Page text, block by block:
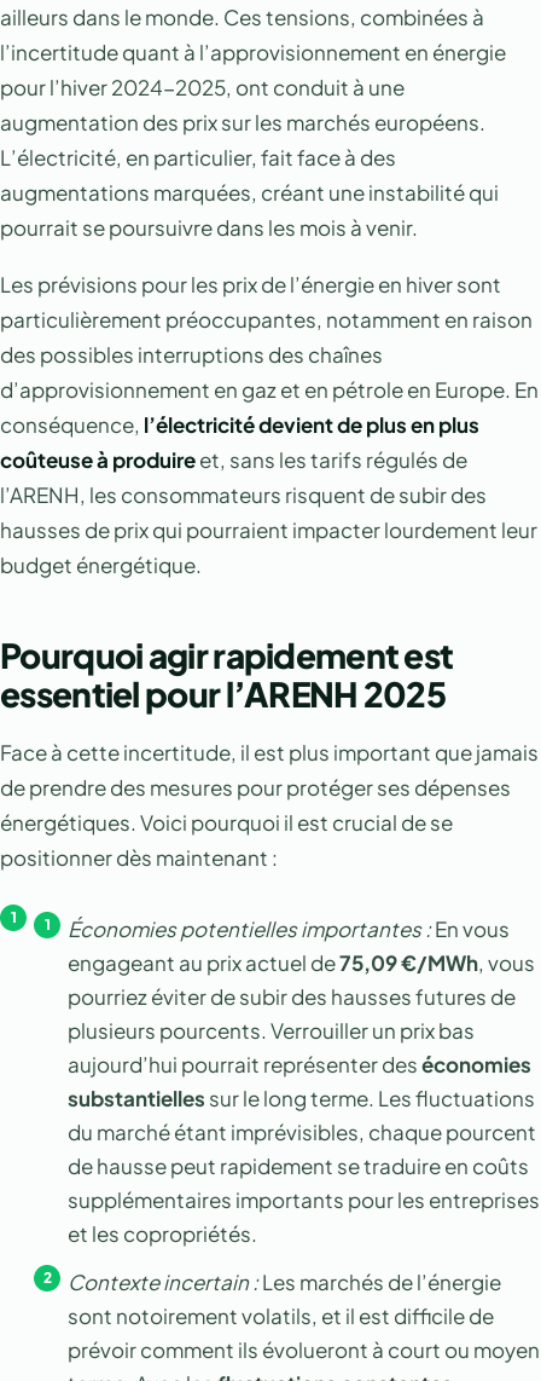
ailleurs dans le monde. Ces tensions, combinées à
l’incertitude quant à l’approvisionnement en énergie
pour l’hiver 2024-2025, ont conduit à une
augmentation des prix sur les marchés européens.
L’électricité, en particulier, fait face à des
augmentations marquées, créant une instabilité qui
pourrait se poursuivre dans les mois à venir.
Les prévisions pour les prix de l’énergie en hiver sont
particulièrement préoccupantes, notamment en raison
des possibles interruptions des chaînes
d’approvisionnement en gaz et en pétrole en Europe. En
conséquence, l’électricité devient de plus en plus
coûteuse à produireet, sans les tarifs régulés de
l’ARENH, les consommateurs risquent de subir des
hausses de prix qui pourraient impacter lourdement leur
budget énergétique.
Pourquoi agir rapidement est
essentiel pour l’ARENH 2025
Face à cette incertitude, il est plus important que jamais
de prendre des mesures pour protéger ses dépenses
énergétiques. Voici pourquoi il est crucial de se
positionner dès maintenant :
Économies potentielles importantes :En vous
engageant au prix actuel de75,09 €/MWh, vous
pourriez éviter de subir des hausses futures de
plusieurs pourcents. Verrouiller un prix bas
aujourd’hui pourrait représenter deséconomies
substantielles sur le long terme. Les fluctuations
du marché étant imprévisibles, chaque pourcent
de hausse peut rapidement se traduire en coûts
supplémentaires importants pour les entreprises
et les copropriétés.
Contexte incertain :Les marchés de l’énergie
sont notoirement volatils, et il est difficile de
prévoir comment ils évolueront à court ou moyen